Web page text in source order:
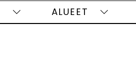
Aiheet
ALUEET
Alueet